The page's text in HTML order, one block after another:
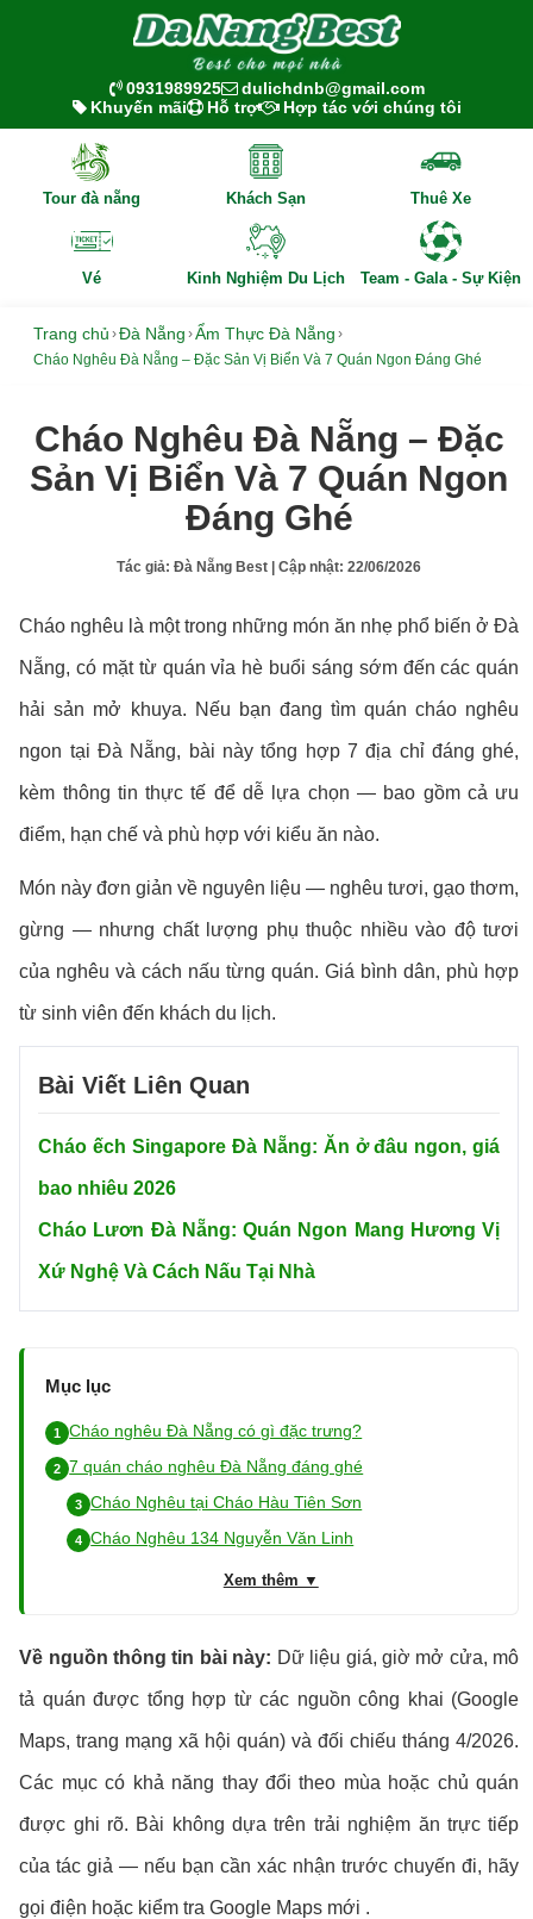
0931989925
dulichdnb@gmail.com
Khuyến mãi
Hỗ trợ Hợp tác với chúng tôi
Tour đà nẵng Khách Sạn Thuê Xe
Vé Kinh Nghiệm Du Lịch Team - Gala - Sự Kiện
Trang chủ ›Đà Nẵng ›Ẩm Thực Đà Nẵng ›
Cháo Nghêu Đà Nẵng – Đặc Sản Vị Biển Và 7 Quán Ngon Đáng Ghé
Cháo Nghêu Đà Nẵng – Đặc
Sản Vị Biển Và 7 Quán Ngon
Đáng Ghé
Tác giả:Đà Nẵng Best | Cập nhật:22/06/2026
Cháo nghêu là một trong những món ăn nhẹ phổ biến ở Đà
Nẵng, có mặt từ quán vỉa hè buổi sáng sớm đến các quán
hải sản mở khuya. Nếu bạn đang tìm quán cháo nghêu
ngon tại Đà Nẵng, bài này tổng hợp 7 địa chỉ đáng ghé,
kèm thông tin thực tế để dễ lựa chọn — bao gồm cả ưu
điểm, hạn chế và phù hợp với kiểu ăn nào.
Món này đơn giản về nguyên liệu — nghêu tươi, gạo thơm,
gừng — nhưng chất lượng phụ thuộc nhiều vào độ tươi
của nghêu và cách nấu từng quán. Giá bình dân, phù hợp
từ sinh viên đến khách du lịch.
Bài Viết Liên Quan
Cháo ếch Singapore Đà Nẵng: Ăn ở đâu ngon, giá
bao nhiêu 2026
Cháo Lươn Đà Nẵng: Quán Ngon Mang Hương Vị
Xứ Nghệ Và Cách Nấu Tại Nhà
Mục lục
Cháo nghêu Đà Nẵng có gì đặc trưng?
7 quán cháo nghêu Đà Nẵng đáng ghé
Cháo Nghêu tại Cháo Hàu Tiên Sơn
Cháo Nghêu 134 Nguyễn Văn Linh
Xem thêm ▼
Về nguồn thông tin bài này: Dữ liệu giá, giờ mở cửa, mô
tả quán được tổng hợp từ các nguồn công khai (Google
Maps, trang mạng xã hội quán) và đối chiếu tháng 4/2026.
Các mục có khả năng thay đổi theo mùa hoặc chủ quán
được ghi rõ. Bài không dựa trên trải nghiệm ăn trực tiếp
của tác giả — nếu bạn cần xác nhận trước chuyến đi, hãy
gọi điện hoặc kiểm tra Google Maps mới .